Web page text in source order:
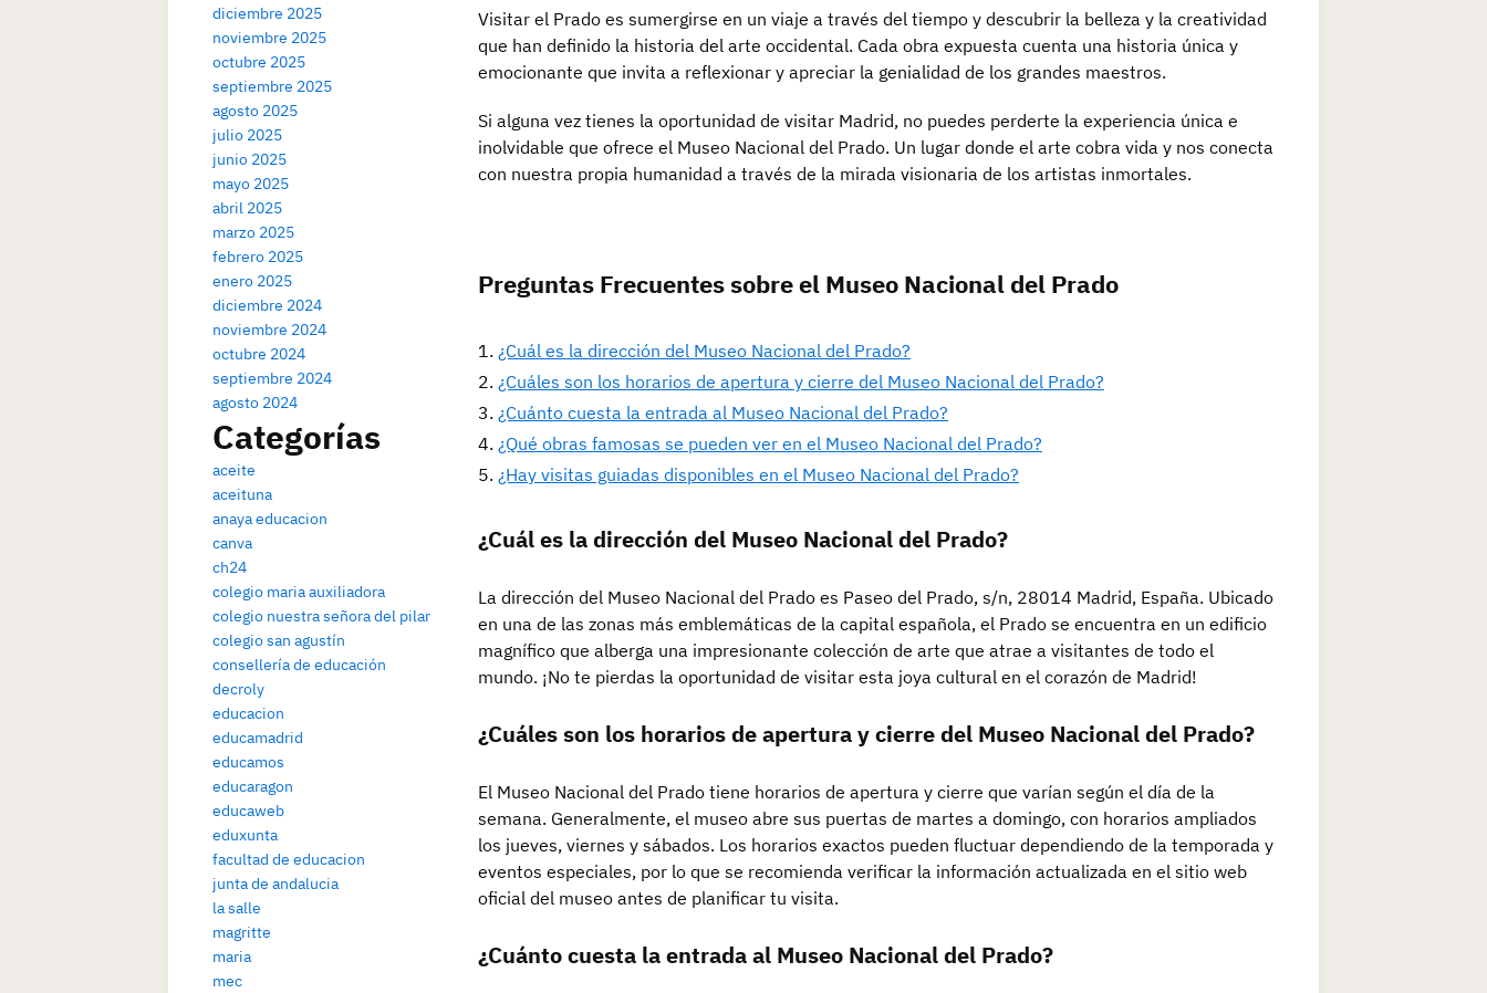
diciembre 2025
noviembre 2025
octubre 2025
septiembre 2025
agosto 2025
julio 2025
junio 2025
mayo 2025
abril 2025
marzo 2025
febrero 2025
enero 2025
diciembre 2024
noviembre 2024
octubre 2024
septiembre 2024
agosto 2024
Categorías
aceite
aceituna
anaya educacion
canva
ch24
colegio maria auxiliadora
colegio nuestra señora del pilar
colegio san agustín
consellería de educación
decroly
educacion
educamadrid
educamos
educaragon
educaweb
eduxunta
facultad de educacion
junta de andalucia
la salle
magritte
maria
mec
Visitar el Prado es sumergirse en un viaje a través del tiempo y descubrir la belleza y la creatividad
que han definido la historia del arte occidental. Cada obra expuesta cuenta una historia única y
emocionante que invita a reflexionar y apreciar la genialidad de los grandes maestros.
Si alguna vez tienes la oportunidad de visitar Madrid, no puedes perderte la experiencia única e
inolvidable que ofrece el Museo Nacional del Prado. Un lugar donde el arte cobra vida y nos conecta
con nuestra propia humanidad a través de la mirada visionaria de los artistas inmortales.
Preguntas Frecuentes sobre el Museo Nacional del Prado
¿Cuál es la dirección del Museo Nacional del Prado?
¿Cuáles son los horarios de apertura y cierre del Museo Nacional del Prado?
¿Cuánto cuesta la entrada al Museo Nacional del Prado?
¿Qué obras famosas se pueden ver en el Museo Nacional del Prado?
¿Hay visitas guiadas disponibles en el Museo Nacional del Prado?
¿Cuál es la dirección del Museo Nacional del Prado?
La dirección del Museo Nacional del Prado es Paseo del Prado, s/n, 28014 Madrid, España. Ubicado
en una de las zonas más emblemáticas de la capital española, el Prado se encuentra en un edificio
magnífico que alberga una impresionante colección de arte que atrae a visitantes de todo el
mundo. ¡No te pierdas la oportunidad de visitar esta joya cultural en el corazón de Madrid!
¿Cuáles son los horarios de apertura y cierre del Museo Nacional del Prado?
El Museo Nacional del Prado tiene horarios de apertura y cierre que varían según el día de la
semana. Generalmente, el museo abre sus puertas de martes a domingo, con horarios ampliados
los jueves, viernes y sábados. Los horarios exactos pueden fluctuar dependiendo de la temporada y
eventos especiales, por lo que se recomienda verificar la información actualizada en el sitio web
oficial del museo antes de planificar tu visita.
¿Cuánto cuesta la entrada al Museo Nacional del Prado?